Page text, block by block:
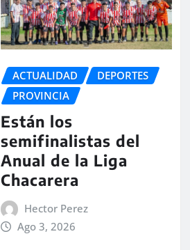
ACTUALIDAD
DEPORTES
PROVINCIA
Están los
semifinalistas del
Anual de la Liga
Chacarera
Hector Perez
Ago 3, 2026